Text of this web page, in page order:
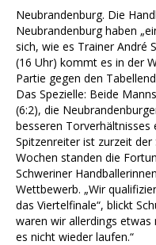
Neubrandenburg. Die
Neubrandenburg haben
sich, wie es Trainer André
(16 Uhr) kommt es in der
Partie gegen den
Das Spezielle: Beide
(6:2), die
besseren Torverhältnisses
Spitzenreiter ist zurzeit der
Wochen standen die
Schweriner
Wettbewerb. „Wir
das Viertelfinale“, blickt
waren wir allerdings
es nicht wieder laufen.“